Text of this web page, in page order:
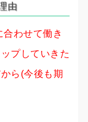
由
わせて働き
プしていきた
ら(今後も期